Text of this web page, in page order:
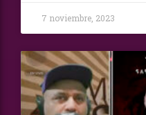
7 noviembre, 2023